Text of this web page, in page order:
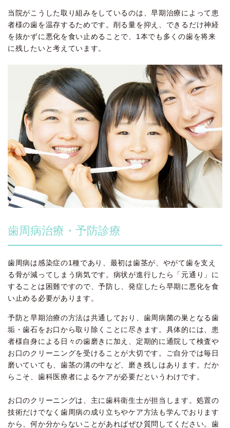
当院がこうした取り組みをしているのは、早期治療によって患
者様の歯を温存するためです。削る量を抑え、できるだけ神経
を抜かずに悪化を食い止めることで、1本でも多くの歯を将来
に残したいと考えています。
歯周病治療・予防診療
歯周病は感染症の1種であり、最初は歯茎が、やがて歯を支え
る骨が減ってしまう病気です。病状が進行したら「元通り」に
することは困難ですので、予防し、発症したら早期に悪化を食
い止める必要があります。
予防と早期治療の方法は共通しており、歯周病菌の巣となる歯
垢・歯石をお口から取り除くことに尽きます。具体的には、患
者様自身による日々の歯磨きに加え、定期的に通院して検査や
お口のクリーニングを受けることが大切です。ご自分では毎日
磨いていても、歯茎の溝の中など、磨き残しはあります。だか
らこそ、歯科医療者によるケアが必要だというわけです。
お口のクリーニングは、主に歯科衛生士が担当します。処置の
技術だけでなく歯周病の成り立ちやケア方法も学んでおります
から、何か分からないことがあればぜひ質問してください。歯